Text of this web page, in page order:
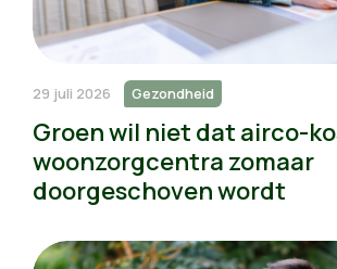
29 juli 2026 Gezondheid
Groen wil niet dat airco-
woonzorgcentra zomaar
doorgeschoven wordt